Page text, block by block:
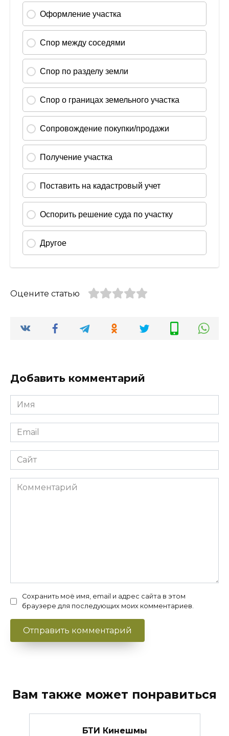
Оцените статью
Добавить комментарий
Имя
*
Email
*
Сайт
Комментарий
Сохранить моё имя, email и адрес сайта в этом
браузере для последующих моих комментариев.
Вам также может понравиться
БТИ Кинешмы